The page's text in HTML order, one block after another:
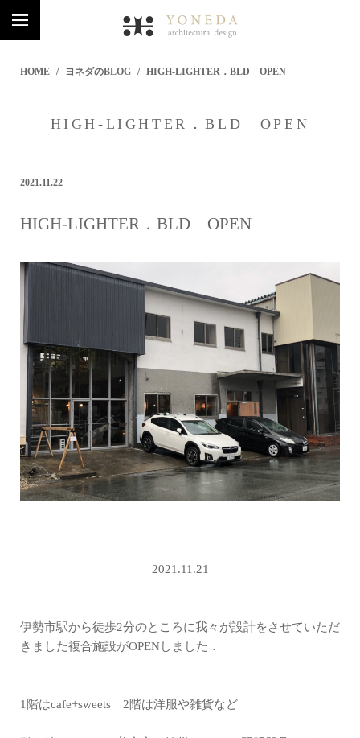
HOME ヨネダのBLOG HIGH-LIGHTER．BLD OPEN
HIGH-LIGHTER．BLD OPEN
2021.11.22
HIGH-LIGHTER．BLD OPEN
2021.11.21
伊勢市駅から徒歩2分のところに我々が設計をさせていただ
きました複合施設がOPENしました．
1階はcafe+sweets 2階は洋服や雑貨など